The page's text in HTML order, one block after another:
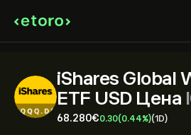
iShares Global
ETF USD Цена
68.280‎€‎0.30(0.44%)(1D)